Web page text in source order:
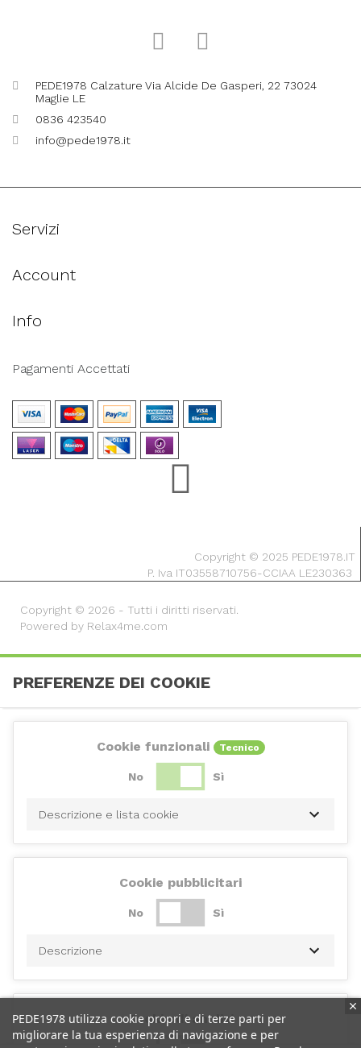
PEDE1978 Calzature Via Alcide De Gasperi, 22 73024
Maglie LE
0836 423540
info@pede1978.it
Servizi
Account
Info
Pagamenti Accettati
Copyright © 2025 PEDE1978.IT
P. Iva IT03558710756-CCIAA LE230363
Copyright © 2026 - Tutti i diritti riservati.
Powered by Relax4me.com
PEDE1978 utilizza cookie propri e di terze parti per
migliorare la tua esperienza di navigazione e per
PREFERENZE DEI COOKIE
Cookie funzionali Tecnico
No Sì
Descrizione e lista cookie
Cookie pubblicitari
No Sì
Descrizione
Cookie di analisi